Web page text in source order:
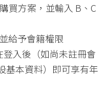
買方案，並輸入 B、C
給予會籍權限
入後（如尚未註冊會
基本資料）即可享有年